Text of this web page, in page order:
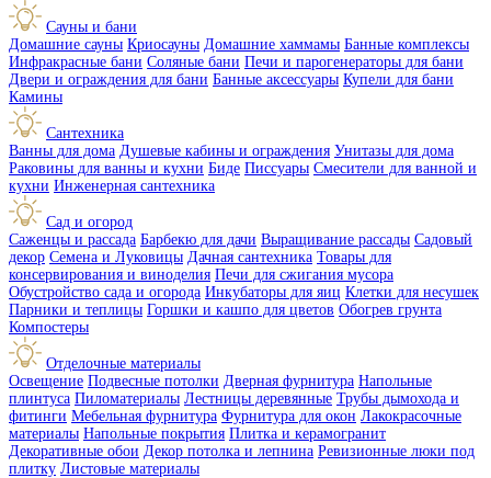
Сауны и бани
Домашние сауны Криосауны Домашние хаммамы Банные комплексы
Инфракрасные бани Соляные бани Печи и парогенераторы для бани
Двери и ограждения для бани Банные аксессуары Купели для бани
Камины
Сантехника
Ванны для дома Душевые кабины и ограждения Унитазы для дома
Раковины для ванны и кухни Биде Писсуары Смесители для ванной и
кухни Инженерная сантехника
Сад и огород
Саженцы и рассада Барбекю для дачи Выращивание рассады Садовый
декор Семена и Луковицы Дачная сантехника Товары для
консервирования и виноделия Печи для сжигания мусора
Обустройство сада и огорода Инкубаторы для яиц Клетки для несушек
Парники и теплицы Горшки и кашпо для цветов Обогрев грунта
Компостеры
Отделочные материалы
Освещение Подвесные потолки Дверная фурнитура Напольные
плинтуса Пиломатериалы Лестницы деревянные Трубы дымохода и
фитинги Мебельная фурнитура Фурнитура для окон Лакокрасочные
материалы Напольные покрытия Плитка и керамогранит
Декоративные обои Декор потолка и лепнина Ревизионные люки под
плитку Листовые материалы